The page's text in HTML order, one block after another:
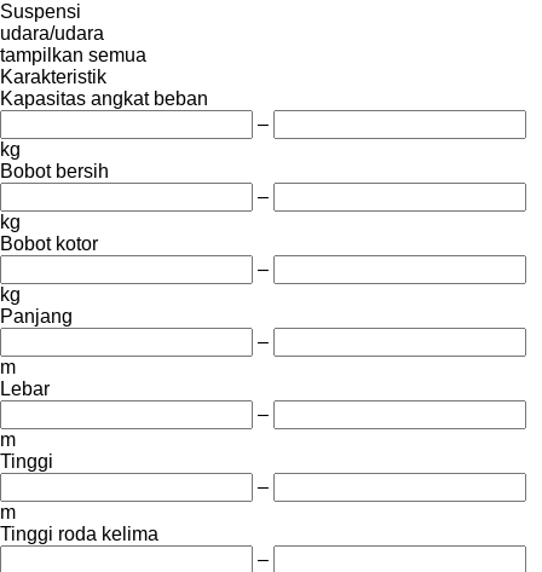
Suspensi
udara/udara
tampilkan semua
Karakteristik
Kapasitas angkat beban
–
kg
Bobot bersih
–
kg
Bobot kotor
–
kg
Panjang
–
m
Lebar
–
m
Tinggi
–
m
Tinggi roda kelima
–